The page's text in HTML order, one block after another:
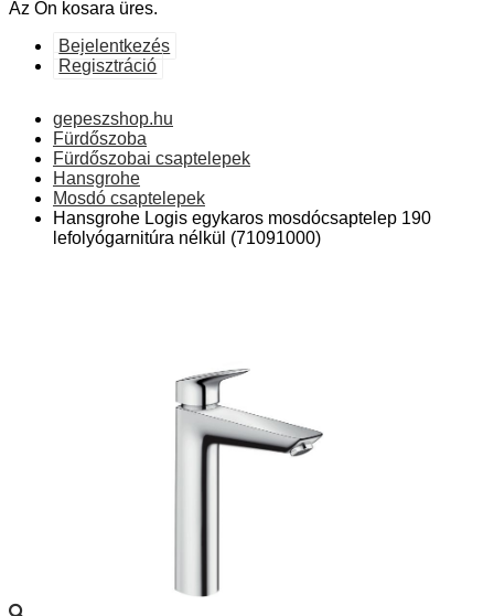
Az Ön kosara üres.
Bejelentkezés
Regisztráció
gepeszshop.hu
Fürdőszoba
Fürdőszobai csaptelepek
Hansgrohe
Mosdó csaptelepek
Hansgrohe Logis egykaros mosdócsaptelep 190
lefolyógarnitúra nélkül (71091000)